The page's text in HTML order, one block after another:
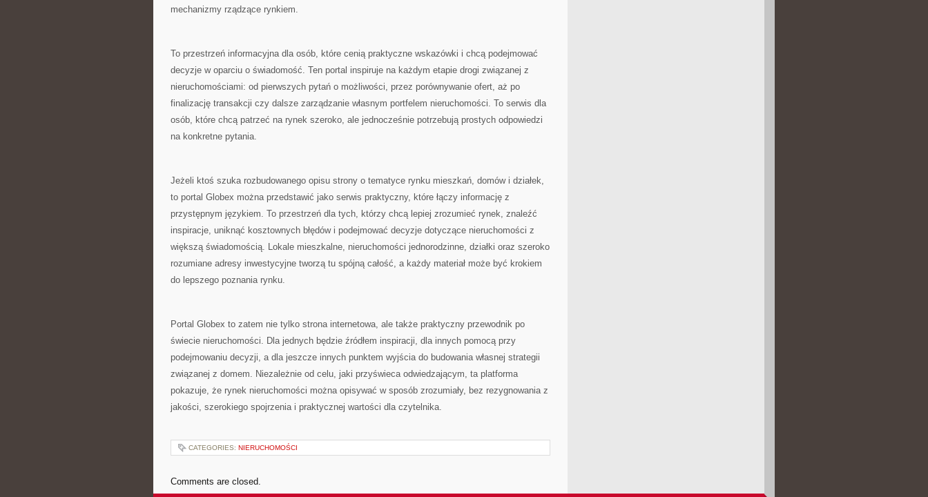
mechanizmy rządzące rynkiem.
To przestrzeń informacyjna dla osób, które cenią praktyczne wskazówki i chcą podejmować
decyzje w oparciu o świadomość. Ten portal inspiruje na każdym etapie drogi związanej z
nieruchomościami: od pierwszych pytań o możliwości, przez porównywanie ofert, aż po
finalizację transakcji czy dalsze zarządzanie własnym portfelem nieruchomości. To serwis dla
osób, które chcą patrzeć na rynek szeroko, ale jednocześnie potrzebują prostych odpowiedzi
na konkretne pytania.
Jeżeli ktoś szuka rozbudowanego opisu strony o tematyce rynku mieszkań, domów i działek,
to portal Globex można przedstawić jako serwis praktyczny, które łączy informację z
przystępnym językiem. To przestrzeń dla tych, którzy chcą lepiej zrozumieć rynek, znaleźć
inspiracje, uniknąć kosztownych błędów i podejmować decyzje dotyczące nieruchomości z
większą świadomością. Lokale mieszkalne, nieruchomości jednorodzinne, działki oraz szeroko
rozumiane adresy inwestycyjne tworzą tu spójną całość, a każdy materiał może być krokiem
do lepszego poznania rynku.
Portal Globex to zatem nie tylko strona internetowa, ale także praktyczny przewodnik po
świecie nieruchomości. Dla jednych będzie źródłem inspiracji, dla innych pomocą przy
podejmowaniu decyzji, a dla jeszcze innych punktem wyjścia do budowania własnej strategii
związanej z domem. Niezależnie od celu, jaki przyświeca odwiedzającym, ta platforma
pokazuje, że rynek nieruchomości można opisywać w sposób zrozumiały, bez rezygnowania z
jakości, szerokiego spojrzenia i praktycznej wartości dla czytelnika.
CATEGORIES: NIERUCHOMOŚCI
Comments are closed.